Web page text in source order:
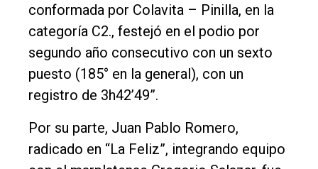
conformada por Colavita – Pinilla, en la
categoría C2., festejó en el podio por
segundo año consecutivo con un sexto
puesto (185° en la general), con un
registro de 3h42’49”.
Por su parte, Juan Pablo Romero,
radicado en “La Feliz”, integrando equipo